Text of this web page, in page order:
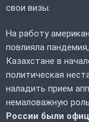
свои визы.
На работу
повлияла
Казахстане в
политическая
наладить прием
немаловажную
России были